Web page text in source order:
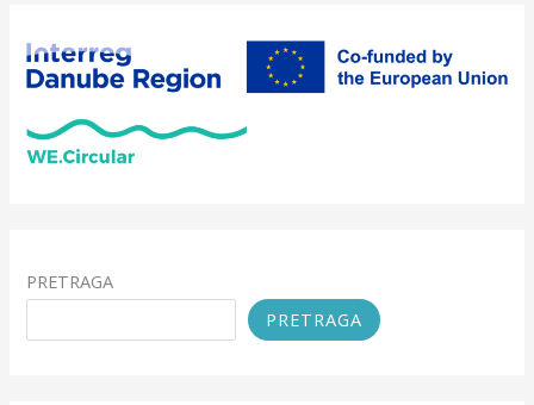
PRETRAGA
PRETRAGA